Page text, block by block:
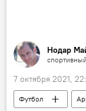
Нодар
7 октября 2021,
Футбол